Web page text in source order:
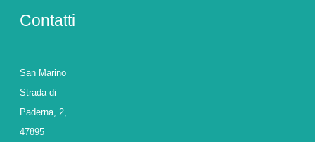
Contatti
San Marino
Strada di
Paderna, 2,
47895